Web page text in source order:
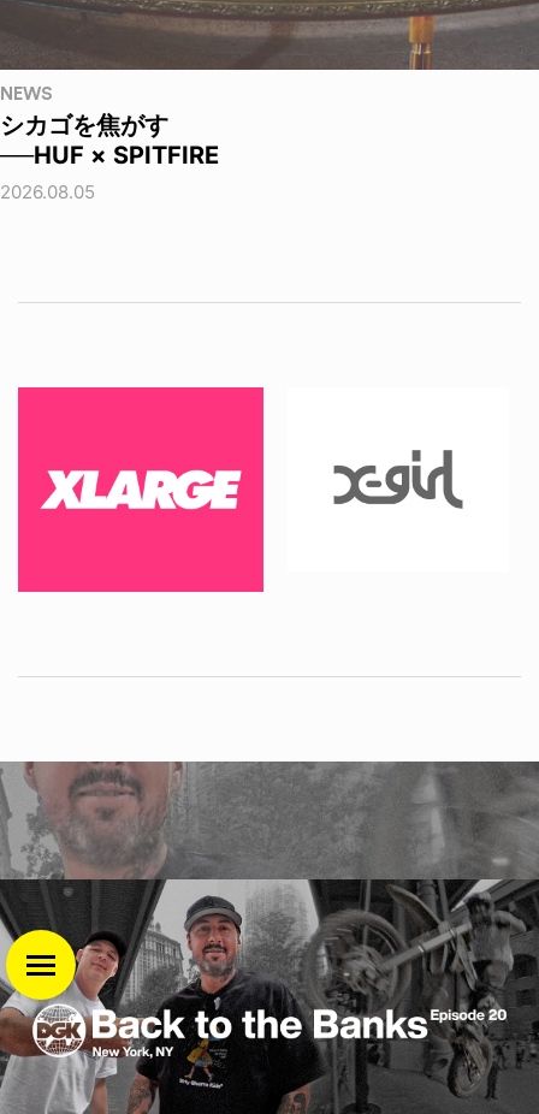
NEWS
シカゴを焦がす
──HUF × SPITFIRE
2026.08.05